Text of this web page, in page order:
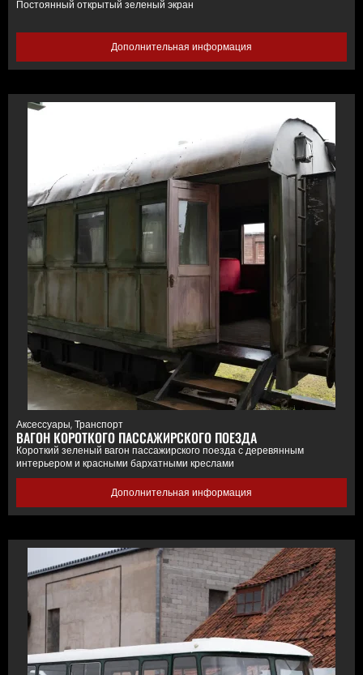
Постоянный открытый зеленый экран
Дополнительная информация
Аксессуары,Транспорт
ВАГОН КОРОТКОГО ПАССАЖИРСКОГО ПОЕЗДА
Короткий зеленый вагон пассажирского поезда с деревянным
интерьером и красными бархатными креслами
Дополнительная информация